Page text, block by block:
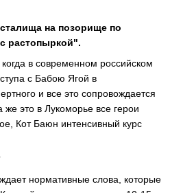
на позорище по
растопыркой".
в современном российском
с Бабою Ягой в
и все это сопровождается
же это в Лукоморье все герои
Кот Баюн интенсивный курс
нормативные слова, которые